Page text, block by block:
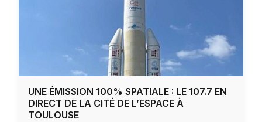
UNE ÉMISSION 100% SPATIALE : LE 107.7 EN
DIRECT DE LA CITÉ DE L’ESPACE À
TOULOUSE